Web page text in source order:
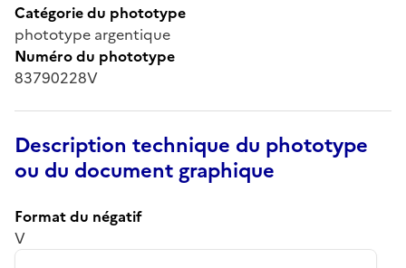
Catégorie du phototype
phototype argentique
Numéro du phototype
83790228V
Description technique du phototype
ou du document graphique
Format du négatif
V